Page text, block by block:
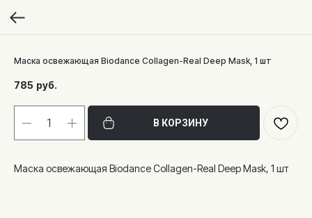
Маска освежающая Biodance Collagen-Real Deep Mask, 1 шт
785 руб.
В КОРЗИНУ
Маска освежающая Biodance Collagen-Real Deep Mask, 1 шт